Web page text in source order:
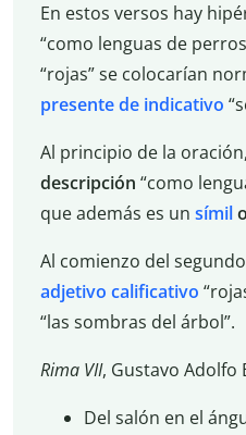
En estos versos hay
“como lenguas de
“rojas” se colocarían
presente de indicativo
Al principio de la
descripción “como
que además es un símil
Al comienzo del
adjetivo calificativo
“las sombras del árbol”.
Rima VII, Gustavo Adolfo
Del salón en el